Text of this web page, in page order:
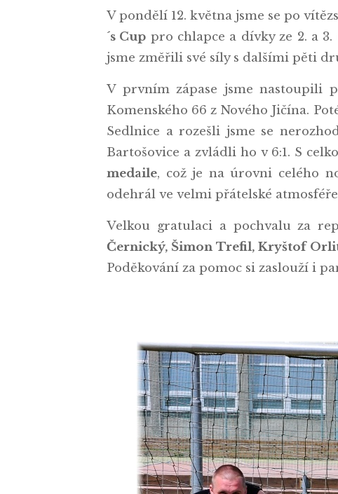
V pondělí 12. května jsme se po
´s Cup pro chlapce a dívky ze 2. a
jsme změřili své síly s dalšími pěti
V prvním zápase jsme nastoupili
Komenského 66 z Nového Jičína.
Sedlnice a rozešli jsme se
Bartošovice a zvládli ho v 6:1. S
medaile, což je na úrovni celého
odehrál ve velmi přátelské
Velkou gratulaci a pochvalu za
Černický, Šimon Trefil, Kryštof
Poděkování za pomoc si zaslouží i